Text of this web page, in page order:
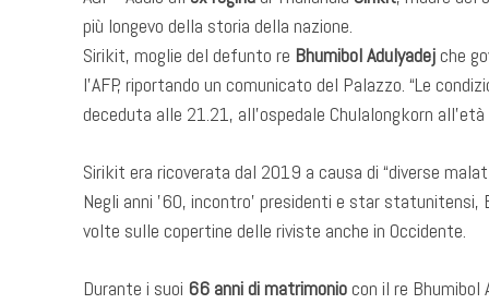
più longevo della storia della nazione.
Sirikit, moglie del defunto re Bhumibol Adulyadejche
l’AFP, riportando un comunicato del Palazzo. “Le
deceduta alle 21.21, all’ospedale Chulalongkorn
Sirikit era ricoverata dal 2019 a causa di “diverse
Negli anni ’60, incontro’ presidenti e star
volte sulle copertine delle riviste anche in Occidente.
Durante i suoi 66 anni di matrimoniocon il re Bhumibol